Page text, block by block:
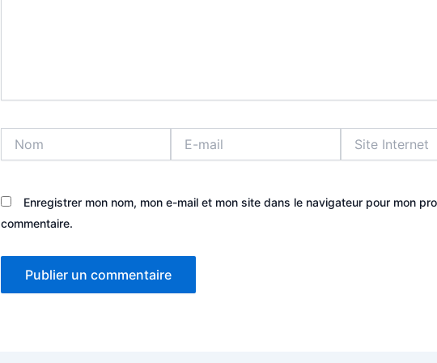
mail
Internet
Enregistrer mon nom, mon e-mail et mon site dans le navigateur pour mon
commentaire.